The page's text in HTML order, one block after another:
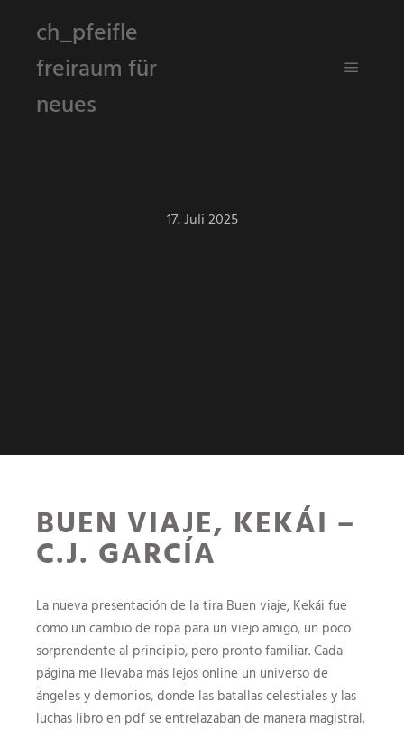
ch_pfeifle
freiraum für
neues
17. Juli 2025
BUEN VIAJE, KEKÁI –
C.J. GARCÍA
La nueva presentación de la tira Buen viaje, Kekái fue
como un cambio de ropa para un viejo amigo, un poco
sorprendente al principio, pero pronto familiar. Cada
página me llevaba más lejos online un universo de
ángeles y demonios, donde las batallas celestiales y las
luchas libro en pdf se entrelazaban de manera magistral.